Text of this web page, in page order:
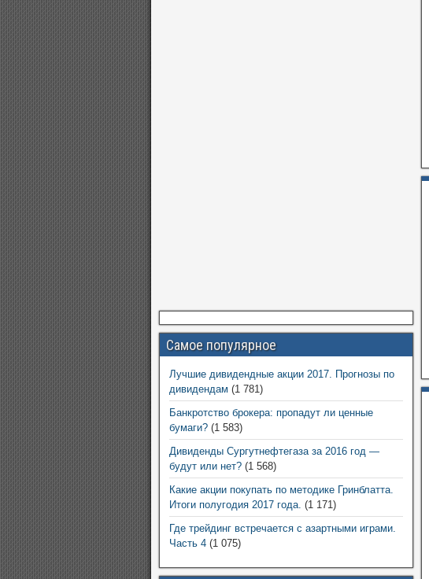
Самое популярное
Лучшие дивидендные акции 2017. Прогнозы по
дивидендам (1 781)
Банкротство брокера: пропадут ли ценные
бумаги? (1 583)
Дивиденды Сургутнефтегаза за 2016 год —
будут или нет? (1 568)
Какие акции покупать по методике Гринблатта.
Итоги полугодия 2017 года. (1 171)
Где трейдинг встречается с азартными играми.
Часть 4 (1 075)